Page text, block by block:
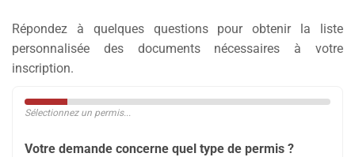
Répondez à quelques questions pour obtenir la liste
personnalisée des documents nécessaires à votre
inscription.
Sélectionnez un permis...
Votre demande concerne quel type de permis ?